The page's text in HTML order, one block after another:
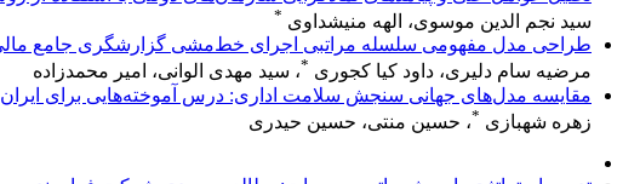
سید نجم الدین موسوی، الهه منیشداوی *
طراحی مدل مفهومی سلسله مراتبی اجرای خط‌‌مشی گزارشگری جامع
مرضیه سام دلیری، داود کیا کجوری *، سید مهدی الوانی، امیر محمدزاده
مقایسه مدل‌های جهانی سنجش سلامت اداری: درس آموخته‌هایی برای ایران
زهره شهبازی *، حسین منتی، حسین حیدری